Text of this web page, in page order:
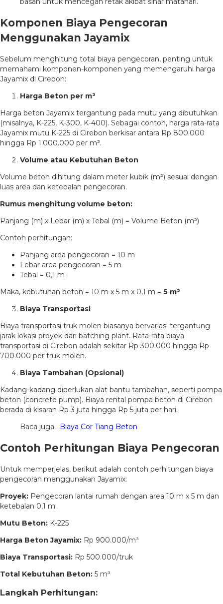
Komponen Biaya Pengecoran
Menggunakan Jayamix
Sebelum menghitung total biaya pengecoran, penting untuk
memahami komponen-komponen yang memengaruhi harga
Jayamix di Cirebon:
Harga Beton per m³
Harga beton Jayamix tergantung pada mutu yang dibutuhkan
(misalnya, K-225, K-300, K-400). Sebagai contoh, harga rata-rata
Jayamix mutu K-225 di Cirebon berkisar antara Rp 800.000
hingga Rp 1.000.000 per m³.
Volume atau Kebutuhan Beton
Volume beton dihitung dalam meter kubik (m³) sesuai dengan
luas area dan ketebalan pengecoran.
Rumus menghitung volume beton:
Panjang (m) x Lebar (m) x Tebal (m) = Volume Beton (m³)
Contoh perhitungan:
Panjang area pengecoran = 10 m
Lebar area pengecoran = 5 m
Tebal = 0,1 m
Maka, kebutuhan beton = 10 m x 5 m x 0,1 m = 5 m³
Biaya Transportasi
Biaya transportasi truk molen biasanya bervariasi tergantung
jarak lokasi proyek dari batching plant. Rata-rata biaya
transportasi di Cirebon adalah sekitar Rp 300.000 hingga Rp
700.000 per truk molen.
Biaya Tambahan (Opsional)
Kadang-kadang diperlukan alat bantu tambahan, seperti pompa
beton (concrete pump). Biaya rental pompa beton di Cirebon
berada di kisaran Rp 3 juta hingga Rp 5 juta per hari.
Baca juga : Biaya Cor Tiang Beton
Contoh Perhitungan Biaya Pengecoran
Untuk memperjelas, berikut adalah contoh perhitungan biaya
pengecoran menggunakan Jayamix:
Proyek: Pengecoran lantai rumah dengan area 10 m x 5 m dan
ketebalan 0,1 m.
Mutu Beton: K-225
Harga Beton Jayamix: Rp 900.000/m³
Biaya Transportasi: Rp 500.000/truk
Total Kebutuhan Beton: 5 m³
Langkah Perhitungan: